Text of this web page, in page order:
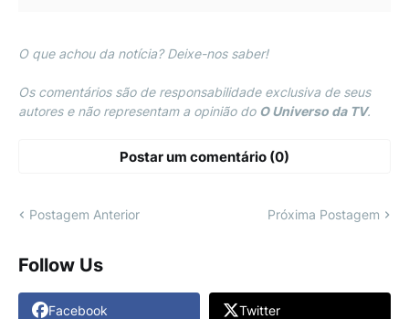
O que achou da notícia? Deixe-nos saber!
Os comentários são de responsabilidade exclusiva de seus
autores e não representam a opinião do O Universo da TV.
Postar um comentário (0)
Postagem Anterior Próxima Postagem
Follow Us
Facebook Twitter